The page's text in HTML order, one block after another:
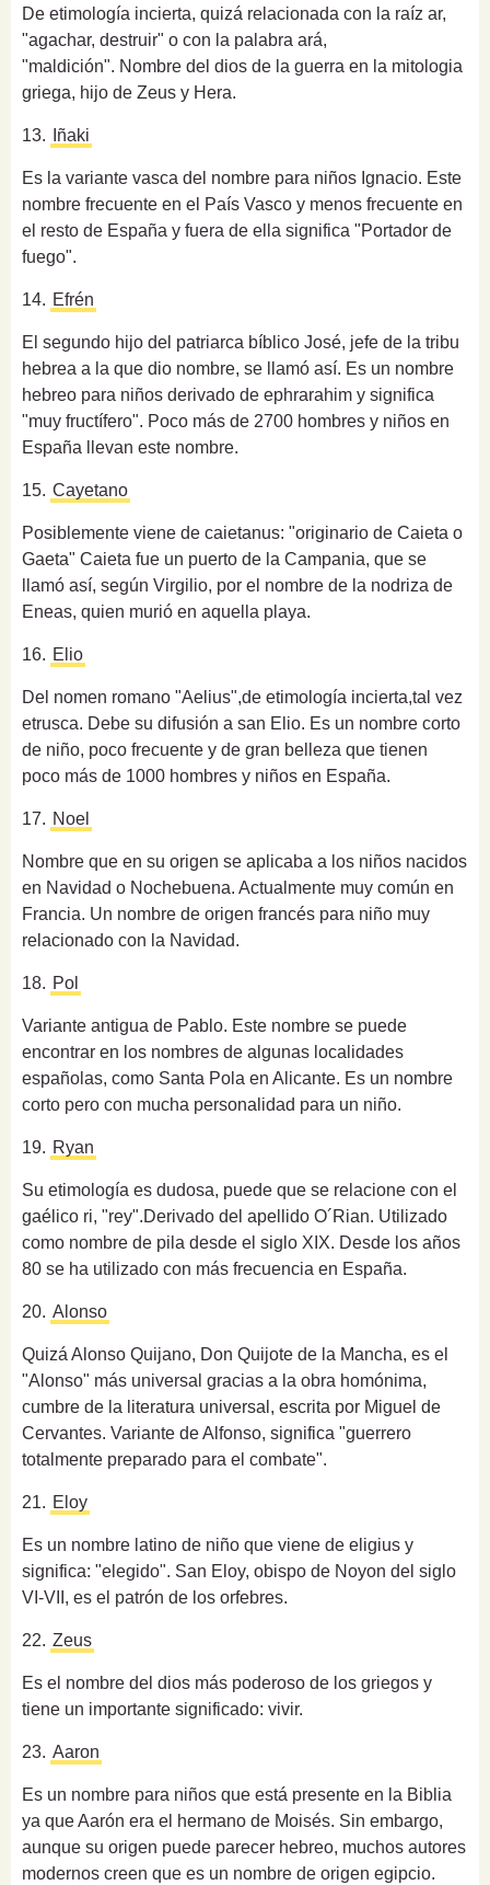
De etimología incierta, quizá relacionada con la raíz ar,
"agachar, destruir" o con la palabra ará,
"maldición". Nombre del dios de la guerra en la mitologia
griega, hijo de Zeus y Hera.
13. Iñaki
Es la variante vasca del nombre para niños Ignacio. Este
nombre frecuente en el País Vasco y menos frecuente en
el resto de España y fuera de ella significa "Portador de
fuego".
14. Efrén
El segundo hijo del patriarca bíblico José, jefe de la tribu
hebrea a la que dio nombre, se llamó así. Es un nombre
hebreo para niños derivado de ephrarahim y significa
"muy fructífero". Poco más de 2700 hombres y niños en
España llevan este nombre.
15. Cayetano
Posiblemente viene de caietanus: "originario de Caieta o
Gaeta" Caieta fue un puerto de la Campania, que se
llamó así, según Virgilio, por el nombre de la nodriza de
Eneas, quien murió en aquella playa.
16. Elio
Del nomen romano "Aelius",de etimología incierta,tal vez
etrusca. Debe su difusión a san Elio. Es un nombre corto
de niño, poco frecuente y de gran belleza que tienen
poco más de 1000 hombres y niños en España.
17. Noel
Nombre que en su origen se aplicaba a los niños nacidos
en Navidad o Nochebuena. Actualmente muy común en
Francia. Un nombre de origen francés para niño muy
relacionado con la Navidad.
18. Pol
Variante antigua de Pablo. Este nombre se puede
encontrar en los nombres de algunas localidades
españolas, como Santa Pola en Alicante. Es un nombre
corto pero con mucha personalidad para un niño.
19. Ryan
Su etimología es dudosa, puede que se relacione con el
gaélico ri, "rey".Derivado del apellido O´Rian. Utilizado
como nombre de pila desde el siglo XIX. Desde los años
80 se ha utilizado con más frecuencia en España.
20. Alonso
Quizá Alonso Quijano, Don Quijote de la Mancha, es el
"Alonso" más universal gracias a la obra homónima,
cumbre de la literatura universal, escrita por Miguel de
Cervantes. Variante de Alfonso, significa "guerrero
totalmente preparado para el combate".
21. Eloy
Es un nombre latino de niño que viene de eligius y
significa: "elegido". San Eloy, obispo de Noyon del siglo
VI-VII, es el patrón de los orfebres.
22. Zeus
Es el nombre del dios más poderoso de los griegos y
tiene un importante significado: vivir.
23. Aaron
Es un nombre para niños que está presente en la Biblia
ya que Aarón era el hermano de Moisés. Sin embargo,
aunque su origen puede parecer hebreo, muchos autores
modernos creen que es un nombre de origen egipcio.